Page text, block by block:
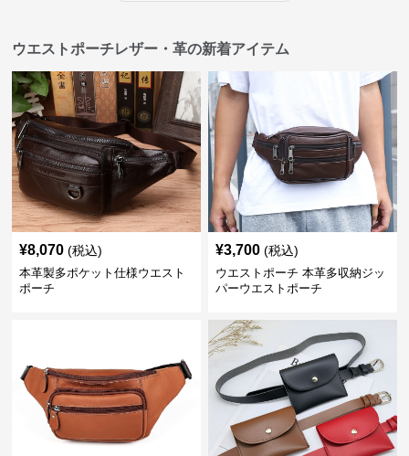
ウエストポーチレザー・革の新着アイテム
¥8,070 (税込)
本革製多ポケット仕様ウエスト
ポーチ
¥3,700 (税込)
ウエストポーチ 本革多収納ジッ
パーウエストポーチ